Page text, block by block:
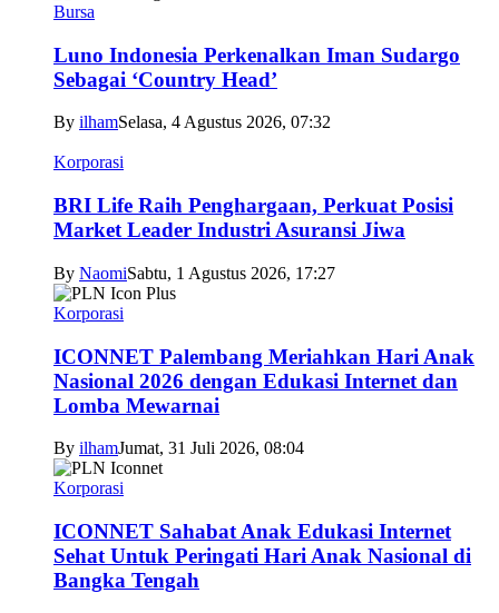
Bursa
Luno Indonesia Perkenalkan Iman Sudargo
Sebagai ‘Country Head’
By ilhamSelasa, 4 Agustus 2026, 07:32
Korporasi
BRI Life Raih Penghargaan, Perkuat Posisi
Market Leader Industri Asuransi Jiwa
By NaomiSabtu, 1 Agustus 2026, 17:27
Korporasi
ICONNET Palembang Meriahkan Hari Anak
Nasional 2026 dengan Edukasi Internet dan
Lomba Mewarnai
By ilhamJumat, 31 Juli 2026, 08:04
Korporasi
ICONNET Sahabat Anak Edukasi Internet
Sehat Untuk Peringati Hari Anak Nasional di
Bangka Tengah